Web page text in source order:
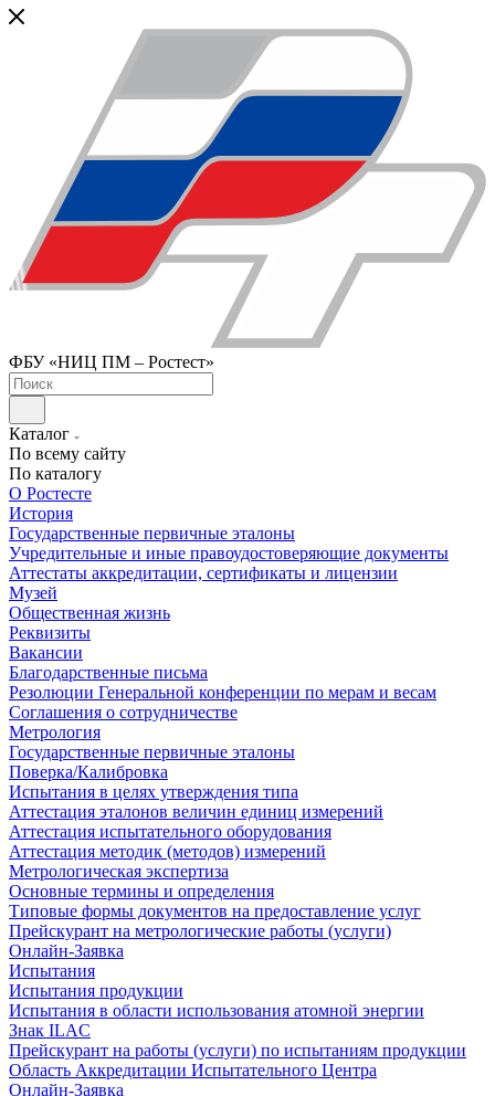
ФБУ «НИЦ ПМ – Ростест»
Каталог
По всему сайту
По каталогу
О Ростесте
История
Государственные первичные эталоны
Учредительные и иные правоудостоверяющие документы
Аттестаты аккредитации, сертификаты и лицензии
Музей
Общественная жизнь
Реквизиты
Вакансии
Благодарственные письма
Резолюции Генеральной конференции по мерам и весам
Соглашения о сотрудничестве
Метрология
Государственные первичные эталоны
Поверка/Калибровка
Испытания в целях утверждения типа
Аттестация эталонов величин единиц измерений
Аттестация испытательного оборудования
Аттестация методик (методов) измерений
Метрологическая экспертиза
Основные термины и определения
Типовые формы документов на предоставление услуг
Прейскурант на метрологические работы (услуги)
Онлайн-Заявка
Испытания
Испытания продукции
Испытания в области использования атомной энергии
Знак ILAC
Прейскурант на работы (услуги) по испытаниям продукции
Область Аккредитации Испытательного Центра
Онлайн-Заявка